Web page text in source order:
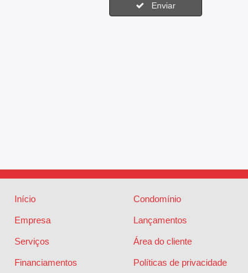
Enviar
Início
Empresa
Serviços
Financiamentos
Condomínio
Lançamentos
Área do cliente
Políticas de privacidade